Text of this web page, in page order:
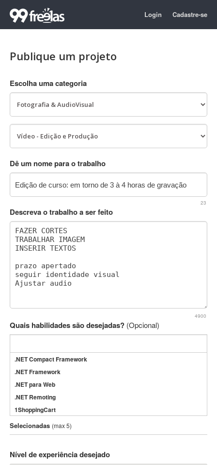
Login Cadastre-se
Publique um projeto
Escolha uma categoria
Dê um nome para o trabalho
23
Descreva o trabalho a ser feito
4900
Quais habilidades são desejadas? (Opcional)
.NET Compact Framework
.NET Framework
.NET para Web
.NET Remoting
1ShoppingCart
3DS Max
3GSM
802.11
Selecionadas (max 5)
Nível de experiência desejado